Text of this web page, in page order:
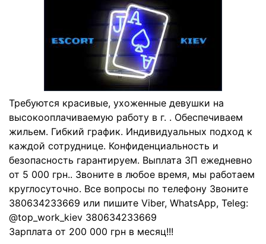
Требуются красивые, ухоженные девушки на
высокооплачиваемую работу в г. . Обеспечиваем
жильем. Гибкий график. Индивидуальных подход к
каждой сотруднице. Конфиденциальность и
безопасность гарантируем. Выплата ЗП ежедневно
от 5 000 грн.. Звоните в любое время, мы работаем
круглосуточно. Все вопросы по телефону Звоните
380634233669 или пишите Viber, WhatsApp, Teleg:
@top_work_kiev 380634233669
Зарплата от 200 000 грн в месяц!!!